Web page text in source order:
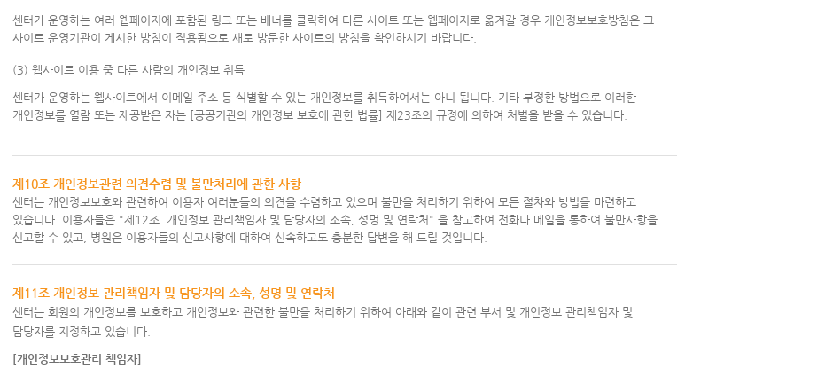
센터가 운영하는 여러 웹페이지에 포함된 링크 또는 배너를 클릭하여 다른 사이트 또는 웹페이지로 옮겨갈 경우 개인정보보호방침은 그
사이트 운영기관이 게시한 방침이 적용됨으로 새로 방문한 사이트의 방침을 확인하시기 바랍니다.
(3) 웹사이트 이용 중 다른 사람의 개인정보 취득
센터가 운영하는 웹사이트에서 이메일 주소 등 식별할 수 있는 개인정보를 취득하여서는 아니 됩니다. 기타 부정한 방법으로 이러한
개인정보를 열람 또는 제공받은 자는 [공공기관의 개인정보 보호에 관한 법률] 제23조의 규정에 의하여 처벌을 받을 수 있습니다.
제10조 개인정보관련 의견수렴 및 불만처리에 관한 사항
센터는 개인정보보호와 관련하여 이용자 여러분들의 의견을 수렴하고 있으며 불만을 처리하기 위하여 모든 절차와 방법을 마련하고
있습니다. 이용자들은 "제12조. 개인정보 관리책임자 및 담당자의 소속, 성명 및 연락처" 을 참고하여 전화나 메일을 통하여 불만사항을
신고할 수 있고, 병원은 이용자들의 신고사항에 대하여 신속하고도 충분한 답변을 해 드릴 것입니다.
제11조 개인정보 관리책임자 및 담당자의 소속, 성명 및 연락처
센터는 회원의 개인정보를 보호하고 개인정보와 관련한 불만을 처리하기 위하여 아래와 같이 관련 부서 및 개인정보 관리책임자 및
담당자를 지정하고 있습니다.
[개인정보보호관리 책임자]